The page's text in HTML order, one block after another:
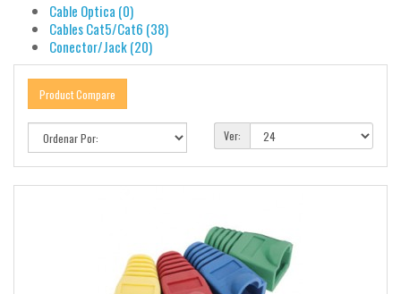
Cable Optica (0)
Cables Cat5/Cat6 (38)
Conector/Jack (20)
Product Compare
Ver: